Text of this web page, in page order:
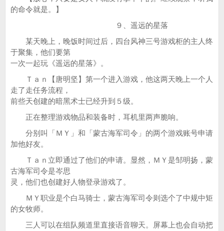
的命令就是。】
９、遥远的星落
某天晚上，晚饭时间过后，四台风神三号游戏柜的主人终
于聚集，他们要第
一次一起玩《遥远的星落》。
Ｔａｎ【唐明坚】第一个进入游戏，他这两天晚上一个人
走了走任务流程，
前些天创建的暗黑术士已经升到５级。
正在整理游戏物品和装备时，耳机里两声脆响。
分别叫「ＭＹ」和「蒙古海军司令」的两个游戏账号申请
加他好友。
Ｔａｎ立即通过了他们的申请。显然，ＭＹ是邹明扬，蒙
古海军司令是岑思
灵，他们也创建好人物登录游戏了。
ＭＹ职业是个白马骑士，蒙古海军司令则选个了中规中矩
的女牧师。
三人可以在组队频道里直接语音聊天。屏幕上也会自动把